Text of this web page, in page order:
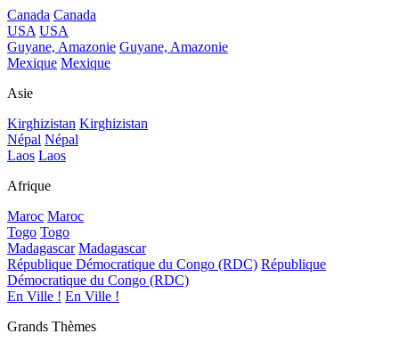
Canada Canada
USA USA
Guyane, Amazonie Guyane, Amazonie
Mexique Mexique
Asie
Kirghizistan Kirghizistan
Népal Népal
Laos Laos
Afrique
Maroc Maroc
Togo Togo
Madagascar Madagascar
République Démocratique du Congo (RDC) République
Démocratique du Congo (RDC)
En Ville ! En Ville !
Grands Thèmes